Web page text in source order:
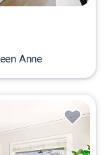
Anne